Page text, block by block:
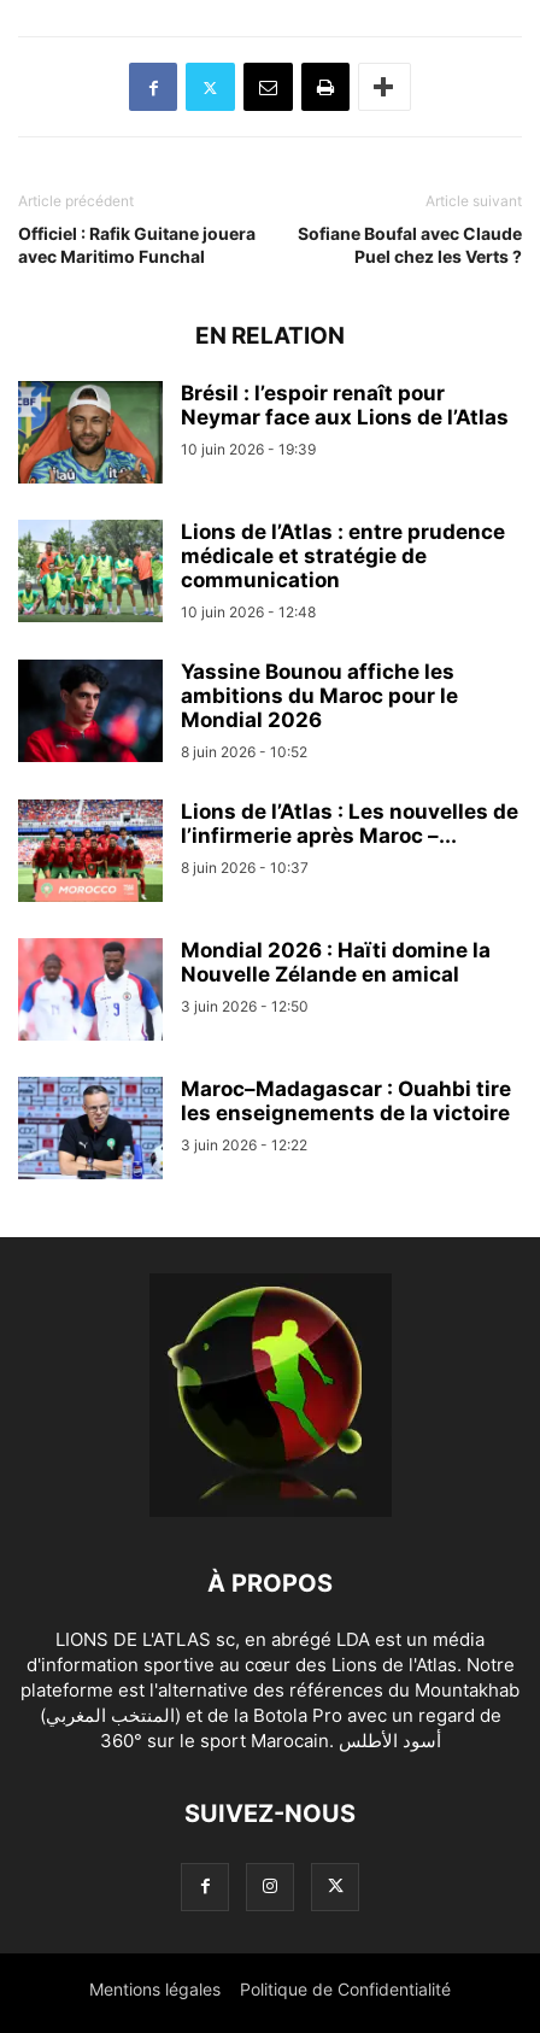
Article précédent
Officiel : Rafik Guitane jouera
avec Maritimo Funchal
Article suivant
Sofiane Boufal avec Claude
Puel chez les Verts ?
EN RELATION
Brésil : l’espoir renaît pour
Neymar face aux Lions de l’Atlas
10 juin 2026 - 19:39
Lions de l’Atlas : entre prudence
médicale et stratégie de
communication
10 juin 2026 - 12:48
Yassine Bounou affiche les
ambitions du Maroc pour le
Mondial 2026
8 juin 2026 - 10:52
Lions de l’Atlas : Les nouvelles de
l’infirmerie après Maroc –...
8 juin 2026 - 10:37
Mondial 2026 : Haïti domine la
Nouvelle Zélande en amical
3 juin 2026 - 12:50
Maroc–Madagascar : Ouahbi tire
les enseignements de la victoire
3 juin 2026 - 12:22
À PROPOS
LIONS DE L'ATLAS sc, en abrégé LDA est un média
d'information sportive au cœur des Lions de l'Atlas. Notre
plateforme est l'alternative des références du Mountakhab
(المنتخب المغربي) et de la Botola Pro avec un regard de
360° sur le sport Marocain. أسود الأطلس
SUIVEZ-NOUS
Mentions légales Politique de Confidentialité